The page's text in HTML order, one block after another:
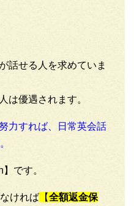
話せる人を求めていま
は優遇されます。
力すれば、日常英会話
です。
ければ 【全額返金保